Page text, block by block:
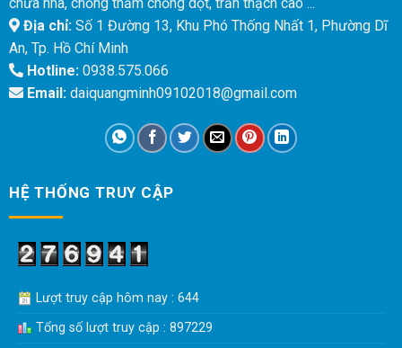
Địa chỉ:Số 1 Đường 13, Khu Phó Thống Nhất 1, Phường Dĩ
An, Tp. Hồ Chí Minh
Hotline:0938.575.066
Email:daiquangminh09102018@gmail.com
HỆ THỐNG TRUY CẬP
Lượt truy cập hôm nay : 644
Tổng số lượt truy cập : 897229